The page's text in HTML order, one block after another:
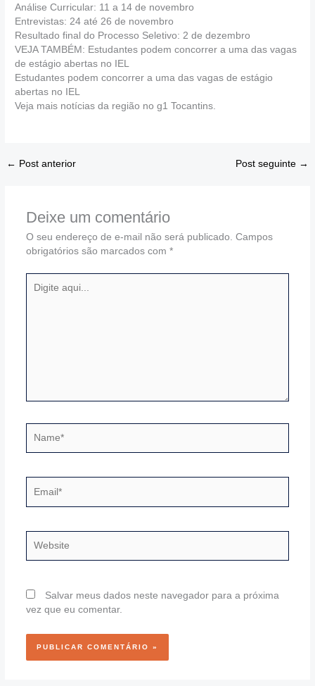
Análise Curricular: 11 a 14 de novembro
Entrevistas: 24 até 26 de novembro
Resultado final do Processo Seletivo: 2 de dezembro
VEJA TAMBÉM: Estudantes podem concorrer a uma das vagas
de estágio abertas no IEL
Estudantes podem concorrer a uma das vagas de estágio
abertas no IEL
Veja mais notícias da região no g1 Tocantins.
← Post anterior Post seguinte →
Deixe um comentário
O seu endereço de e-mail não será publicado. Campos
obrigatórios são marcados com *
aqui...
Salvar meus dados neste navegador para a próxima
vez que eu comentar.